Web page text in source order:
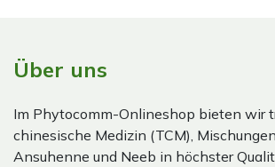
Über uns
Im Phytocomm-Onlineshop bieten wir
chinesische Medizin (TCM),
Ansuhenne und Neeb in höchster